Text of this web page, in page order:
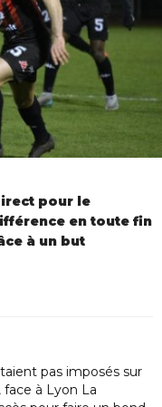
pour le
en toute fin
à un but
pas imposés sur
face à Lyon La